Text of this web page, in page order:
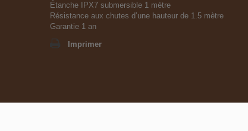
Étanche IPX7 submersible 1 mètre
Résistance aux chutes d’une hauteur de 1.5 mètre
Garantie 1 an
Imprimer